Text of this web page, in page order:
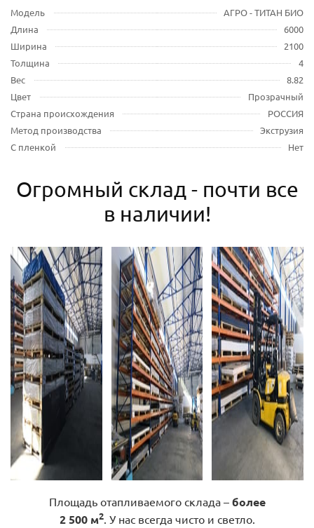
Модель
АГРО - ТИТАН БИО
Длина
6000
Ширина
2100
Толщина
4
Вес
8.82
Цвет
Прозрачный
Страна происхождения
РОССИЯ
Метод производства
Экструзия
С пленкой
Нет
Огромный склад - почти все
в наличии!
Площадь отапливаемого склада – более
2 500 м2. У нас всегда чисто и светло.